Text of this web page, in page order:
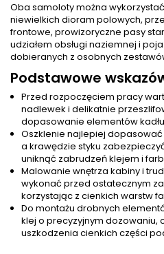
Oba samoloty można
niewielkich dioram polowych,
frontowe, prowizoryczne pasy
udziałem obsługi naziemnej i
dobieranych z osobnych
Podstawowe
Przed rozpoczęciem pracy
nadlewek i delikatnie
dopasowanie elementów
Oszklenie najlepiej dopasować
a krawędzie styku
uniknąć zabrudzeń klejem i
Malowanie wnętrza kabiny i
wykonać przed ostatecznym
korzystając z cienkich warstw
Do montażu drobnych
klej o precyzyjnym dozowaniu,
uszkodzenia cienkich części